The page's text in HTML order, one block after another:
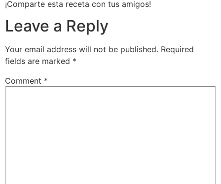
¡Comparte esta receta con tus amigos!
Leave a Reply
Your email address will not be published. Required
fields are marked *
Comment *